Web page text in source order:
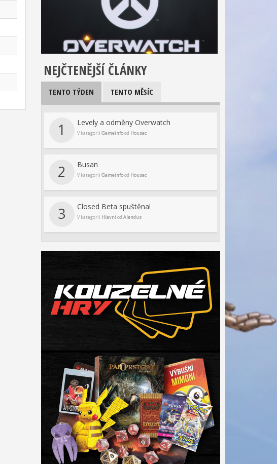
NEJČTENĚJŠÍ ČLÁNKY
TENTO TÝDEN TENTO MĚSÍC
1 Levely a odměny Overwatch
V kategorii Gameinfood Housac
2 Busan
V kategorii Gameinfood Housac
3 Closed Beta spuštěna!
V kategorii Hlavníod Alandus